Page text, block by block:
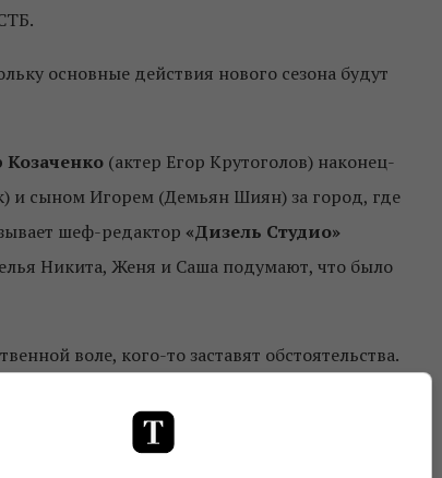
основные действия нового сезона будут
Козаченко (актер Егор Крутоголов) наконец-
и сыном Игорем (Демьян Шиян) за город, где
шеф-редактор «Дизель Студио»
Никита, Женя и Саша подумают, что было
воле, кого-то заставят обстоятельства.
треугольников, непростых отношений в
сомнения, разногласия и преграды,